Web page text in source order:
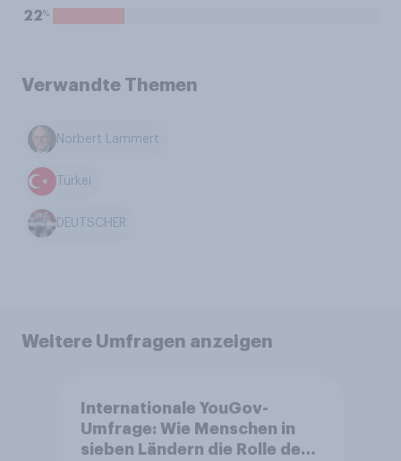
22%
Verwandte Themen
Norbert Lammert
Türkei
DEUTSCHER
Weitere Umfragen anzeigen
Internationale YouGov-
Umfrage: Wie Menschen in
sieben Ländern die Rolle der